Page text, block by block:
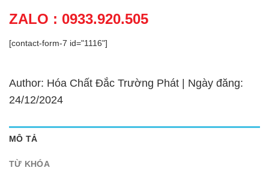
ZALO : 0933.920.505
[contact-form-7 id="1116"]
Author: Hóa Chất Đắc Trường Phát | Ngày đăng:
24/12/2024
MÔ TẢ
TỪ KHÓA